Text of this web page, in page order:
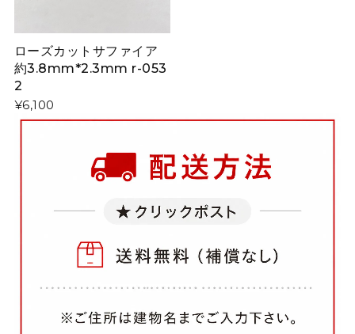
ローズカットサファイア
約3.8mm*2.3mm r-053
2
¥6,100